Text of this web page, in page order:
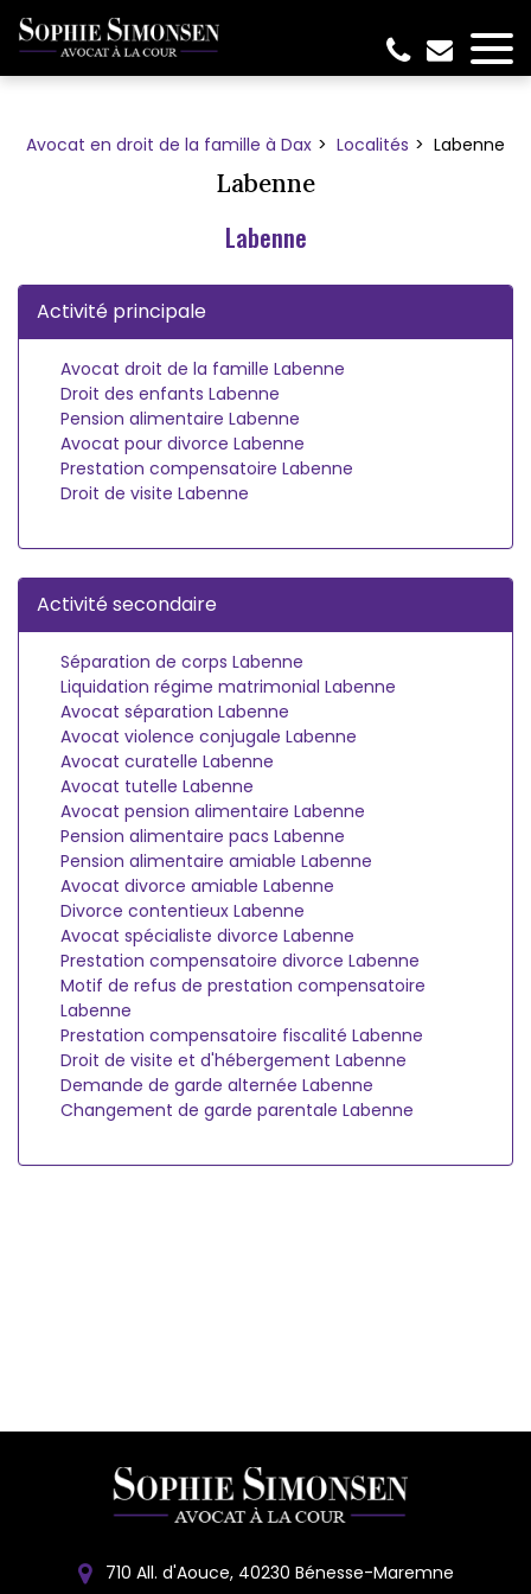
Avocat en droit de la famille à Dax Localités Labenne
Labenne
Labenne
Activité principale
Avocat droit de la famille Labenne
Droit des enfants Labenne
Pension alimentaire Labenne
Avocat pour divorce Labenne
Prestation compensatoire Labenne
Droit de visite Labenne
Activité secondaire
Séparation de corps Labenne
Liquidation régime matrimonial Labenne
Avocat séparation Labenne
Avocat violence conjugale Labenne
Avocat curatelle Labenne
Avocat tutelle Labenne
Avocat pension alimentaire Labenne
Pension alimentaire pacs Labenne
Pension alimentaire amiable Labenne
Avocat divorce amiable Labenne
Divorce contentieux Labenne
Avocat spécialiste divorce Labenne
Prestation compensatoire divorce Labenne
Motif de refus de prestation compensatoire
Labenne
Prestation compensatoire fiscalité Labenne
Droit de visite et d'hébergement Labenne
Demande de garde alternée Labenne
Changement de garde parentale Labenne
710 All. d'Aouce, 40230 Bénesse-Maremne
Panneau de gestion des cookies